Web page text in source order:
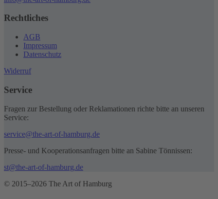
Rechtliches
AGB
Impressum
Datenschutz
Widerruf
Service
Fragen zur Bestellung oder Reklamationen richte bitte an unseren
Service:
service@the-art-of-hamburg.de
Presse- und Kooperationsanfragen bitte an Sabine Tönnissen:
st@the-art-of-hamburg.de
© 2015–2026 The Art of Hamburg